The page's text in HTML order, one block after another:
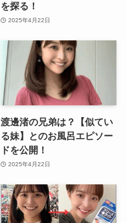
を探る！
2025年4月22日
渡邊渚の兄弟は？【似てい
る妹】とのお風呂エピソー
ドを公開！
2025年4月22日